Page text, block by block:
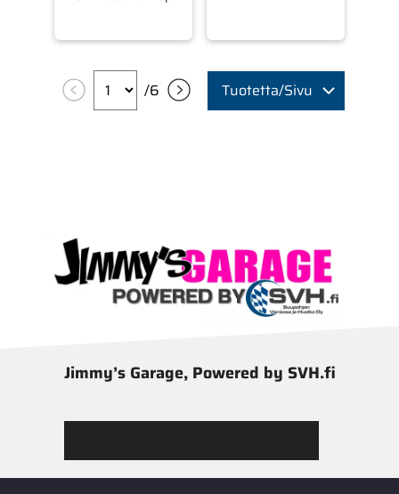
/6 Tuotetta/Sivu
Jimmy’s Garage, Powered by SVH.fi